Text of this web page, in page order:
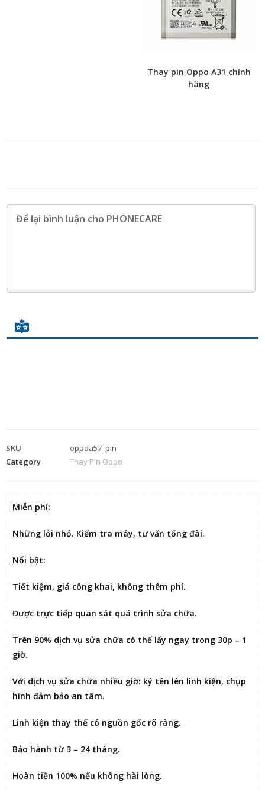
Thay pin Oppo A31 chính
hãng
SKU
oppoa57_pin
Category
Thay Pin Oppo
Miễn phí:
Những lỗi nhỏ. Kiểm tra máy, tư vấn tổng đài.
Nổi bật:
Tiết kiệm, giá công khai, không thêm phí.
Được trực tiếp quan sát quá trình sửa chữa.
Trên 90% dịch vụ sửa chữa có thể lấy ngay trong 30p – 1
giờ.
Với dịch vụ sửa chữa nhiều giờ: ký tên lên linh kiện, chụp
hình đảm bảo an tâm.
Linh kiện thay thế có nguồn gốc rõ ràng.
Bảo hành từ 3 – 24 tháng.
Hoàn tiền 100% nếu không hài lòng.